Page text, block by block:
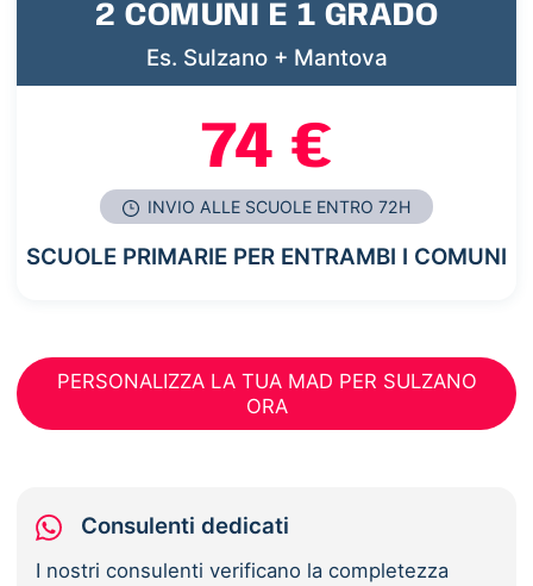
2 COMUNI E 1 GRADO
Es. Sulzano + Mantova
74 €
INVIO ALLE SCUOLE ENTRO 72H
SCUOLE PRIMARIE PER ENTRAMBI I COMUNI
PERSONALIZZA LA TUA MAD PER SULZANO
ORA
Consulenti dedicati
I nostri consulenti verificano la completezza